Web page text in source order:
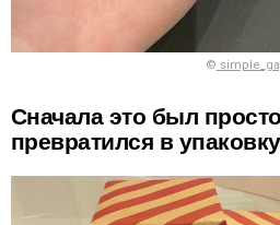
©
Сначала это был
превратился в